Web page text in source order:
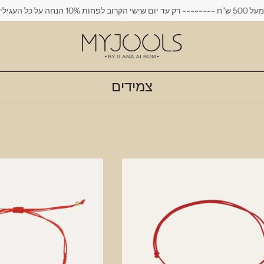
רק עד יום שישי הקרוב לפחות 10% הנחה על כל העגילים
צמידים